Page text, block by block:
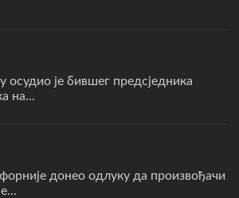
осудио је бившег предсједника
на...
донео одлуку да произвођачи